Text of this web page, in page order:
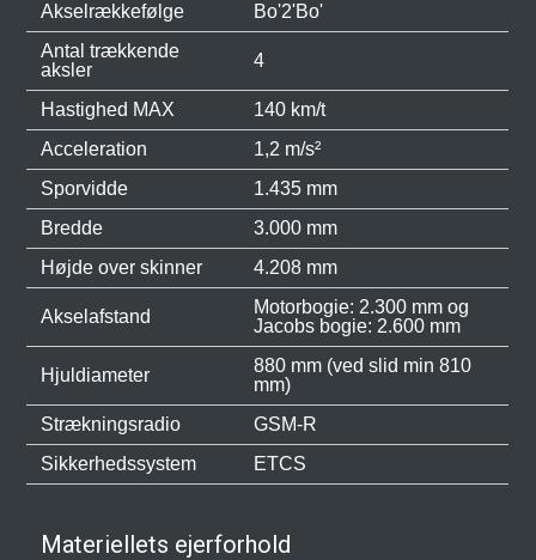
Akselrækkefølge
Bo'2'Bo'
Antal trækkende
aksler
4
Hastighed MAX
140 km/t
Acceleration
1,2 m/s²
Sporvidde
1.435 mm
Bredde
3.000 mm
Højde over skinner
4.208 mm
Akselafstand
Motorbogie: 2.300 mm og
Jacobs bogie: 2.600 mm
Hjuldiameter
880 mm (ved slid min 810
mm)
Strækningsradio
GSM-R
Sikkerhedssystem
ETCS
Materiellets ejerforhold